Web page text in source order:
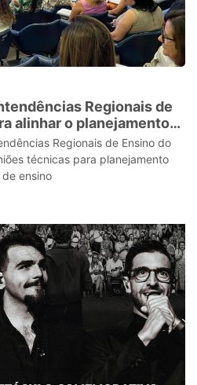
Regionais de
alinhar o planejamento
Regionais de Ensino do
técnicas para planejamento
ensino